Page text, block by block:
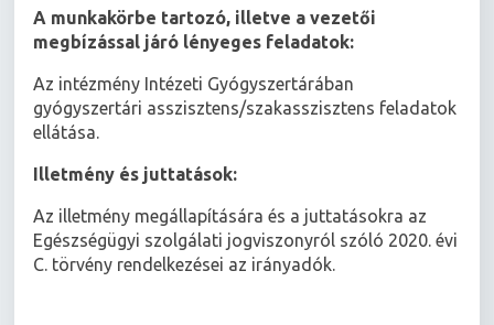
A munkakörbe tartozó, illetve a vezetői
megbízással járó lényeges feladatok:
Az intézmény Intézeti Gyógyszertárában
gyógyszertári asszisztens/szakasszisztens feladatok
ellátása.
Illetmény és juttatások:
Az illetmény megállapítására és a juttatásokra az
Egészségügyi szolgálati jogviszonyról szóló 2020. évi
C. törvény rendelkezései az irányadók.